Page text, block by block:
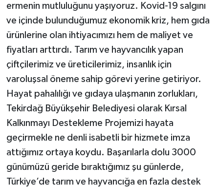
ermenin mutluluğunu yaşıyoruz. Kovid-19 salgını
ve içinde bulunduğumuz ekonomik kriz, hem gıda
ürünlerine olan ihtiyacımızı hem de maliyet ve
fiyatları arttırdı. Tarım ve hayvancılık yapan
çiftçilerimiz ve üreticilerimiz, insanlık için
varoluşsal öneme sahip görevi yerine getiriyor.
Hayat pahalılığı ve gıdaya ulaşmanın zorlukları,
Tekirdağ Büyükşehir Belediyesi olarak Kırsal
Kalkınmayı Destekleme Projemizi hayata
geçirmekle ne denli isabetli bir hizmete imza
attığımız ortaya koydu. Başarılarla dolu 3000
günümüzü geride bıraktığımız şu günlerde,
Türkiye’de tarım ve hayvancığa en fazla destek